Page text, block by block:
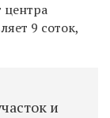
9 соток,
и